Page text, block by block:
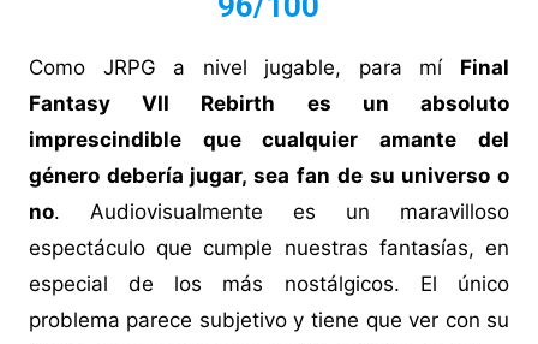
Como JRPG a nivel jugable, para mí Final
Fantasy VII Rebirth es un absoluto
imprescindible que cualquier amante del
género debería jugar, sea fan de su universo o
no. Audiovisualmente es un maravilloso
espectáculo que cumple nuestras fantasías, en
especial de los más nostálgicos. El único
problema parece subjetivo y tiene que ver con su